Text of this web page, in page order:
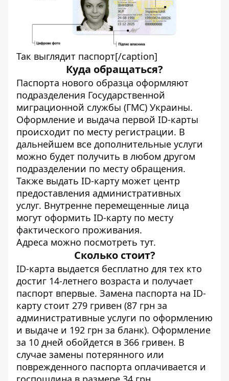
Так выглядит паспорт[/caption]
Куда обращаться?
Паспорта нового образца оформляют
подразделения Государственной
миграционной службы (ГМС) Украины.
Оформление и выдача первой ID-карты
происходит по месту регистрации. В
дальнейшем все дополнительные услуги
можно будет получить в любом другом
подразделении по месту обращения.
Также выдать ID-карту может центр
предоставления административных
услуг. Внутренне перемещенные лица
могут оформить ID-карту по месту
фактического проживания.
Адреса можно посмотреть тут.
Сколько стоит?
ID-карта выдается бесплатно для тех кто
достиг 14-летнего возраста и получает
паспорт впервые. Замена паспорта на ID-
карту стоит 279 гривен (87 грн за
административные услуги по оформлению
и выдаче и 192 грн за бланк). Оформление
за 10 дней обойдется в 366 гривен. В
случае замены потерянного или
поврежденного паспорта оплачивается и